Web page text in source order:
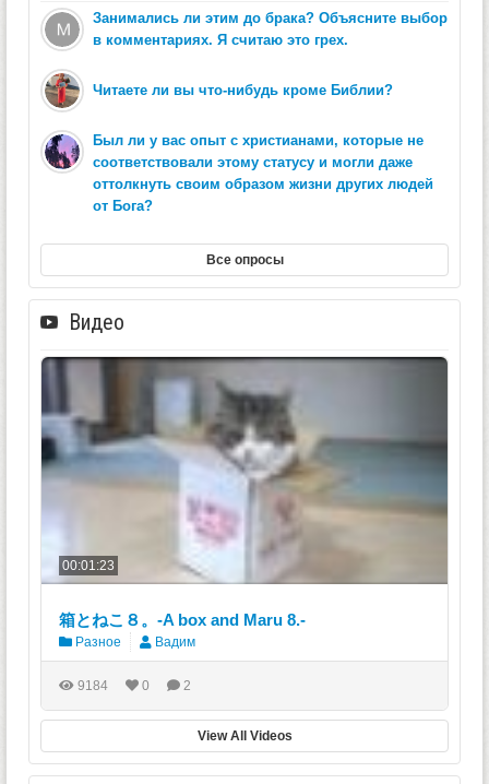
Занимались ли этим до брака? Объясните выбор
в комментариях. Я считаю это грех.
Читаете ли вы что-нибудь кроме Библии?
Был ли у вас опыт с христианами, которые не
соответствовали этому статусу и могли даже
оттолкнуть своим образом жизни других людей
от Бога?
Все опросы
Видео
00:01:23
箱とねこ８。-A box and Maru 8.-
Разное Вадим
9184 0 2
View All Videos